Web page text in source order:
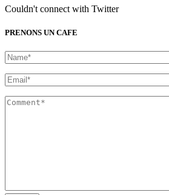
Couldn't connect with Twitter
PRENONS UN CAFE